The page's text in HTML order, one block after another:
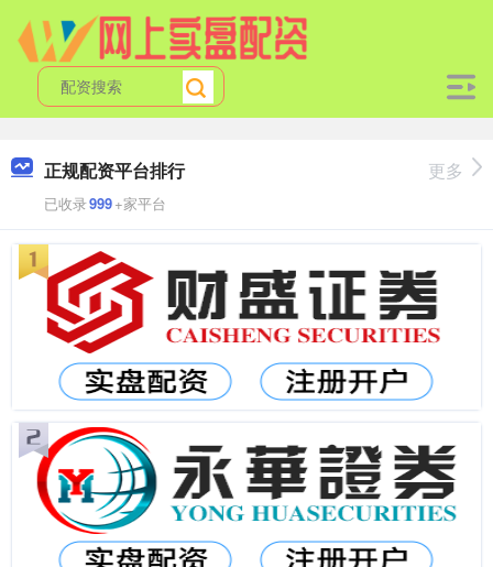
正规配资平台排行
已收录999+家平台
更多